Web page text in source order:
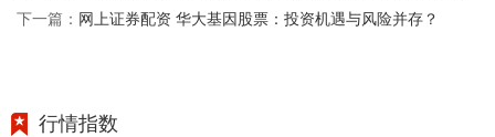
下一篇： 网上证券配资 华大基因股票：投资机遇与风险并存？
行情指数